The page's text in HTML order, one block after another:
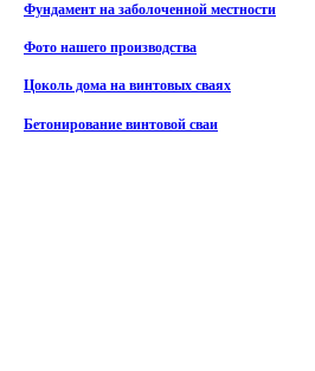
Фундамент на заболоченной местности
Фото нашего производства
Цоколь дома на винтовых сваях
Бетонирование винтовой сваи